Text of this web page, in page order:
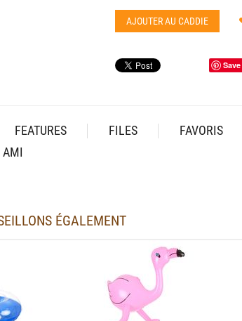
AJOUTER AU CADDIE
Save
FEATURES FILES FAVORIS
AMI
ÉGALEMENT